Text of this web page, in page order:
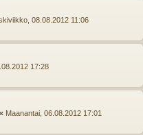
08.08.2012 11:06
17:28
« Maanantai, 06.08.2012 17:01